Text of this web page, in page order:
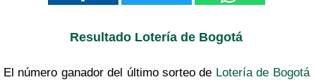
Resultado Lotería de Bogotá
El número ganador del último sorteo de Lotería de Bogotá